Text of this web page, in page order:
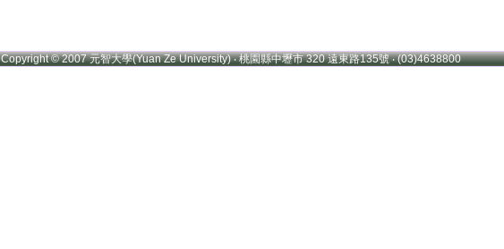
Copyright © 2007 元智大學(Yuan Ze University) ‧ 桃園縣中壢市 320 遠東路135號 ‧ (03)4638800